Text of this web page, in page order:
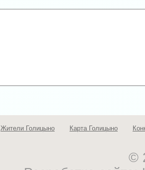
Жители Голицыно Карта Голицыно
©